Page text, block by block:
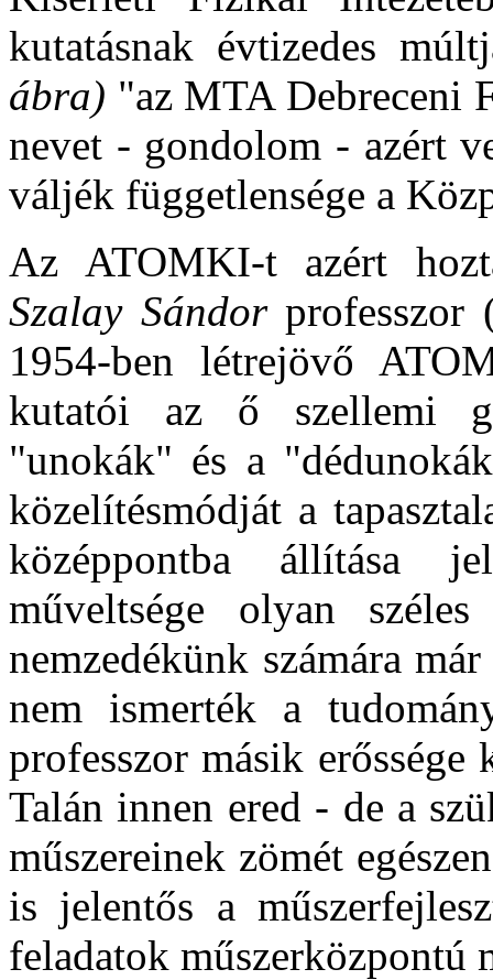
kutatásnak évtizedes
ábra) "az MTA Debreceni
nevet - gondolom - azért
váljék függetlensége a
Az ATOMKI-t azért
Szalay Sándor professzor
1954-ben létrejövő
kutatói az ő szellemi
"unokák" és a
közelítésmódját a
középpontba állítása
műveltsége olyan
nemzedékünk számára
nem ismerték a
professzor másik
Talán innen ered - de a
műszereinek zömét
is jelentős a
feladatok műszerközpontú